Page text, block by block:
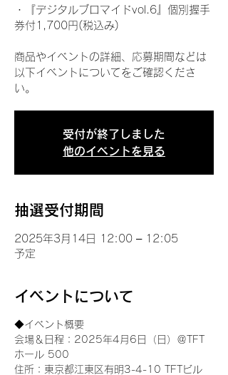
・『デジタルブロマイドvol.6』個別握手
券付1,700円(税込み)
商品やイベントの詳細、応募期間などは
以下イベントについてをご確認くださ
い。
受付が終了しました
他のイベントを見る
抽選受付期間
2025年3月14日 12:00 – 12:05
予定
イベントについて
◆イベント概要
会場＆日程：2025年4月6日（日）＠TFT
ホール 500
住所：東京都江東区有明3-4-10 TFTビル